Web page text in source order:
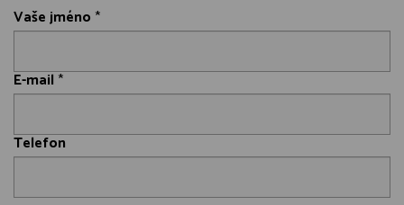
Vaše jméno *
E-mail *
Telefon